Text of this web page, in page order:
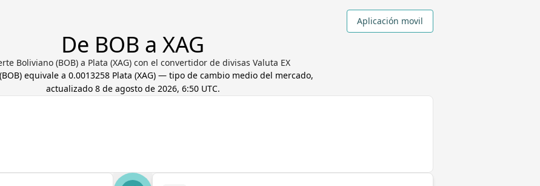
Aplicación movil
De BOB a XAG
Boliviano (BOB) a Plata (XAG) con el convertidor de divisas Valuta EX
BOB) equivale a 0.0013258 Plata (XAG) — tipo de cambio medio del mercado,
actualizado 8 de agosto de 2026, 6:50 UTC.